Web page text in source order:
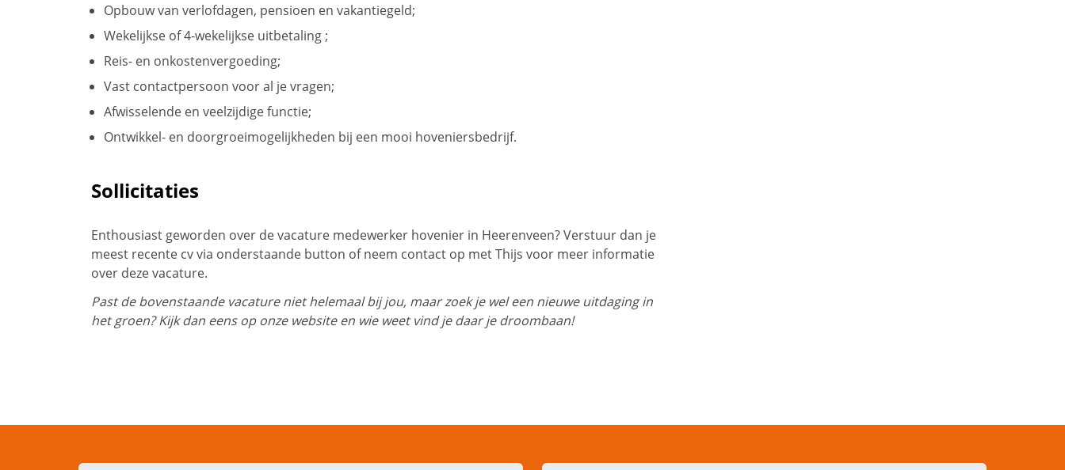
Opbouw van verlofdagen, pensioen en vakantiegeld;
Wekelijkse of 4-wekelijkse uitbetaling ;
Reis- en onkostenvergoeding;
Vast contactpersoon voor al je vragen;
Afwisselende en veelzijdige functie;
Ontwikkel- en doorgroeimogelijkheden bij een mooi hoveniersbedrijf.
Sollicitaties
Enthousiast geworden over de vacature medewerker hovenier in Heerenveen? Verstuur dan je
meest recente cv via onderstaande button of neem contact op met Thijs voor meer informatie
over deze vacature.
Past de bovenstaande vacature niet helemaal bij jou, maar zoek je wel een nieuwe uitdaging in
het groen? Kijk dan eens op onze website en wie weet vind je daar je droombaan!